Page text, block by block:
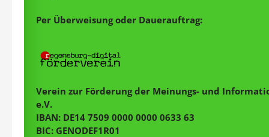
Per Überweisung oder Dauerauftrag:
Verein zur Förderung der Meinungs- und
e.V.
IBAN: DE14 7509 0000 0000 0633 63
BIC: GENODEF1R01